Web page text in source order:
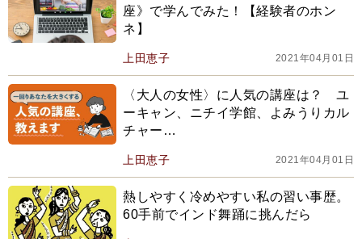
座》で学んでみた！【経験者のホン
ネ】
上田恵子 2021年04月01日
〈大人の女性〉に人気の講座は？ ユ
ーキャン、ニチイ学館、よみうりカル
チャー…
上田恵子 2021年04月01日
熱しやすく冷めやすい私の習い事歴。
60手前でインド舞踊に挑んだら